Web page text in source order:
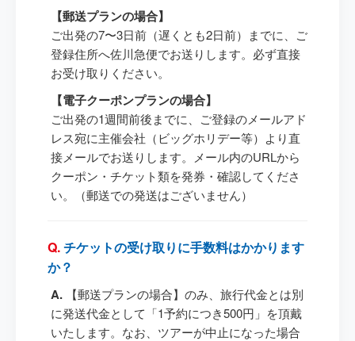
【郵送プランの場合】
ご出発の7〜3日前（遅くとも2日前）までに、ご
登録住所へ佐川急便でお送りします。必ず直接
お受け取りください。
【電子クーポンプランの場合】
ご出発の1週間前後までに、ご登録のメールアド
レス宛に主催会社（ビッグホリデー等）より直
接メールでお送りします。メール内のURLから
クーポン・チケット類を発券・確認してくださ
い。（郵送での発送はございません）
チケットの受け取りに手数料はかかります
か？
【郵送プランの場合】のみ、旅行代金とは別
に発送代金として「1予約につき500円」を頂戴
いたします。なお、ツアーが中止になった場合